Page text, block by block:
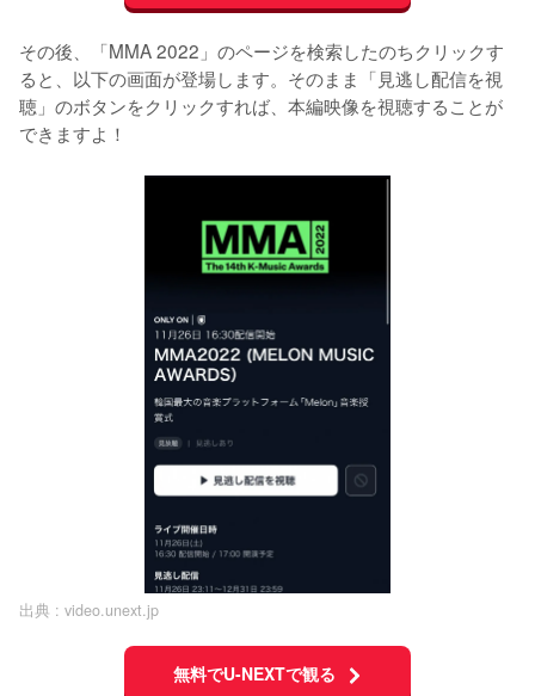
その後、「MMA 2022」のページを検索したのちクリックす
ると、以下の画面が登場します。そのまま「見逃し配信を視
聴」のボタンをクリックすれば、本編映像を視聴することが
できますよ！
出典 : video.unext.jp
無料でU-NEXTで観る